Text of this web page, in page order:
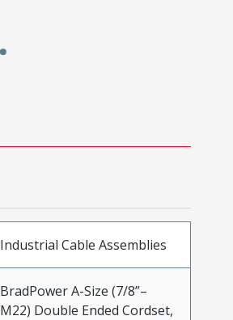
Industrial Cable Assemblies
BradPower A-Size (7/8”–
M22) Double Ended Cordset,